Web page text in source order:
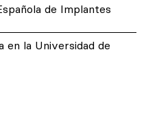
de Implantes
en la Universidad de